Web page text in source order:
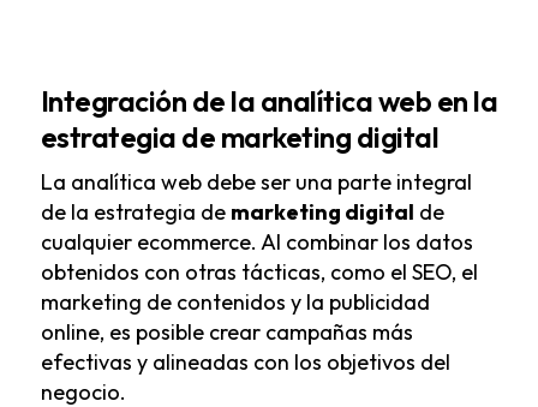
Integración de la analítica web en la
estrategia de marketing digital
La analítica web debe ser una parte integral
de la estrategia de marketing digital de
cualquier ecommerce. Al combinar los datos
obtenidos con otras tácticas, como el SEO, el
marketing de contenidos y la publicidad
online, es posible crear campañas más
efectivas y alineadas con los objetivos del
negocio.